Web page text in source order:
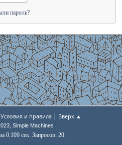
пароль?
Условия и правила | Вверх ▲
, Simple Machines
0.109 сек. Запросов: 20.